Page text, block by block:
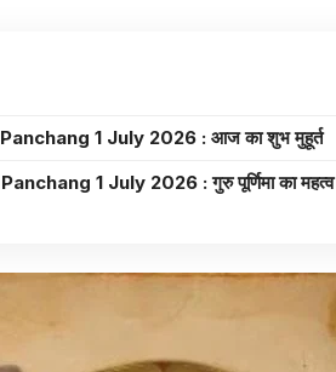
Panchang 1 July 2026 : आज का शुभ मुहूर्त
Panchang 1 July 2026 : गुरु पूर्णिमा का महत्व